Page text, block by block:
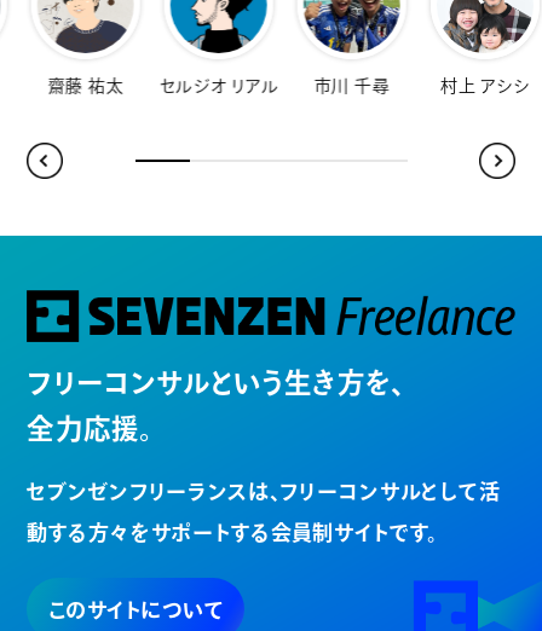
リアル 市川 千尋 村上 アシシ 桐山シルバ 佐知子
フリーコンサルという生き方を、
全力応援。
セブンゼンフリーランスは、 フリーコンサルとして活
動する方々を サポートする会員制サイトです。
このサイトについて